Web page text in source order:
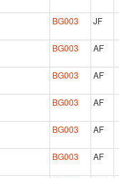
BG003 JF
BG003 AF
BG003 AF
BG003 AF
BG003 AF
BG003 AF